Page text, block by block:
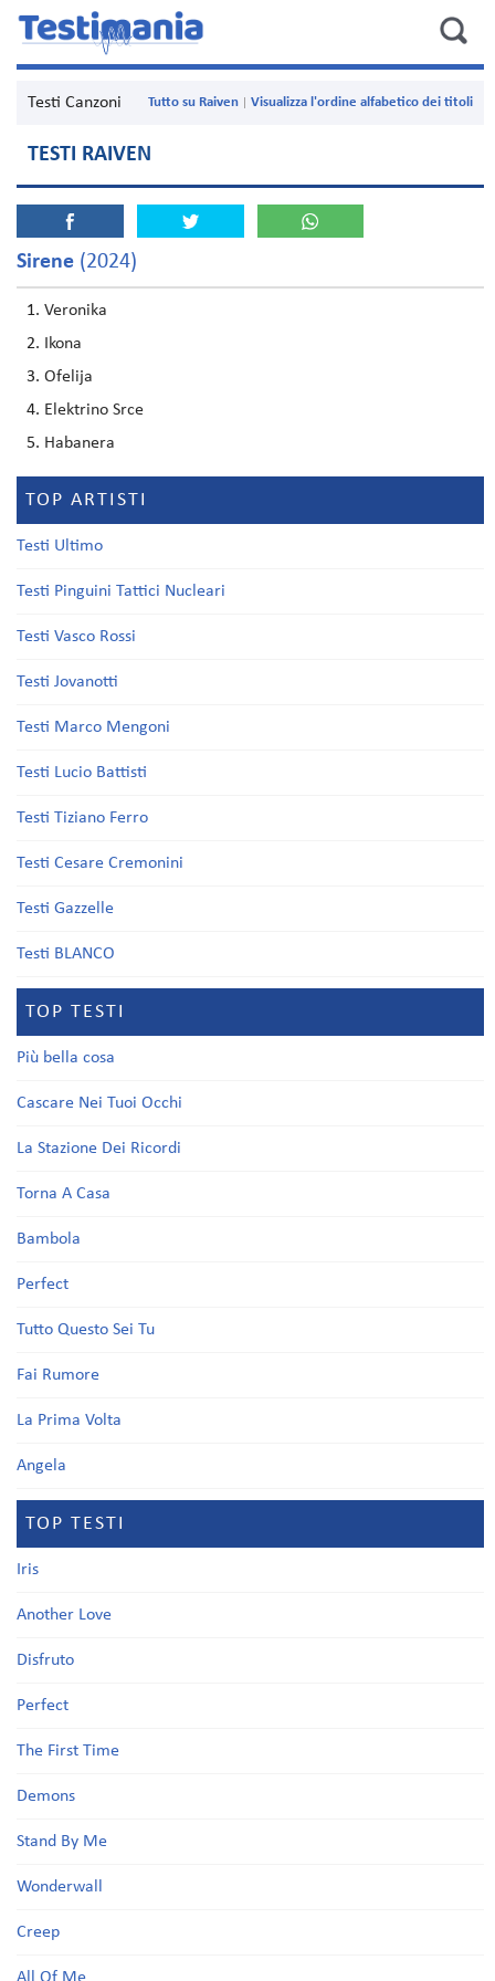
Testi Canzoni Visualizza l'ordine alfabetico dei titoli
Tutto su Raiven
TESTI RAIVEN
Sirene (2024)
Veronika
Ikona
Ofelija
Elektrino Srce
Habanera
TOP ARTISTI
Testi Ultimo
Testi Pinguini Tattici Nucleari
Testi Vasco Rossi
Testi Jovanotti
Testi Marco Mengoni
Testi Lucio Battisti
Testi Tiziano Ferro
Testi Cesare Cremonini
Testi Gazzelle
Testi BLANCO
TOP TESTI
Più bella cosa
Cascare Nei Tuoi Occhi
La Stazione Dei Ricordi
Torna A Casa
Bambola
Perfect
Tutto Questo Sei Tu
Fai Rumore
La Prima Volta
Angela
TOP TESTI
Iris
Another Love
Disfruto
Perfect
The First Time
Demons
Stand By Me
Wonderwall
Creep